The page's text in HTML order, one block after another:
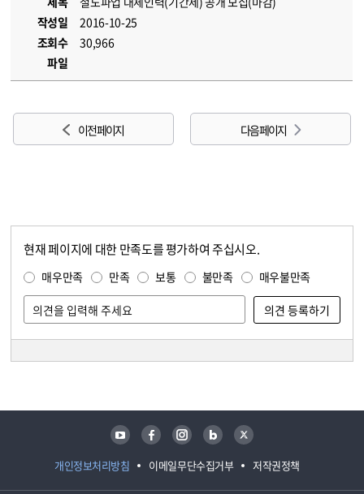
작성일
2016-10-25
조회수
30,966
파일
이전 페이지 다음 페이지
현재 페이지에 대한 만족도를 평가하여 주십시오.
매우만족 만족 보통 불만족 매우불만족
개인정보처리방침 이메일무단수집거부 저작권정책
유튜브 페이스북 인스타그램 블로그 트위터